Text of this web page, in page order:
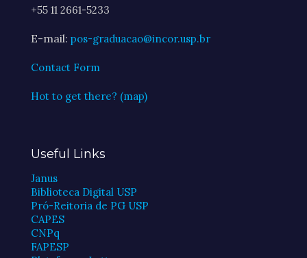
+55 11 2661-5233
E-mail: pos-graduacao@incor.usp.br
Contact Form
Hot to get there? (map)
Useful Links
Janus
Biblioteca Digital USP
Pró-Reitoria de PG USP
CAPES
CNPq
FAPESP